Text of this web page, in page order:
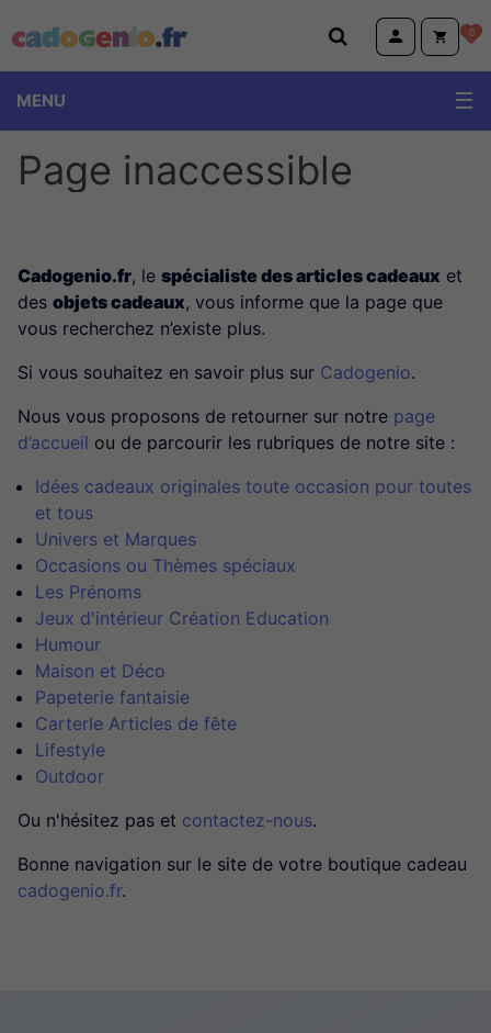
Cadogenio.fr 0
MENU
Page inaccessible
Cadogenio.fr, le spécialiste des articles cadeaux et
des objets cadeaux, vous informe que la page que
vous recherchez n’existe plus.
Si vous souhaitez en savoir plus sur Cadogenio.
Nous vous proposons de retourner sur notre page
d’accueil ou de parcourir les rubriques de notre site :
Idées cadeaux originales toute occasion pour toutes
et tous
Univers et Marques
Occasions ou Thèmes spéciaux
Les Prénoms
Jeux d'intérieur Création Education
Humour
Maison et Déco
Papeterie fantaisie
CarterIe Articles de fête
Lifestyle
Outdoor
Ou n'hésitez pas et contactez-nous.
Bonne navigation sur le site de votre boutique cadeau
cadogenio.fr.